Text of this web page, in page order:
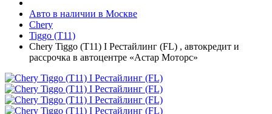
Авто в наличии в Москве
Chery
Tiggo (T11)
Chery Tiggo (T11) I Рестайлинг (FL) , автокредит и
рассрочка в автоцентре «Астар Моторс»